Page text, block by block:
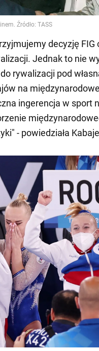
decyzję
Jednak to nie
rywalizacji pod
na
ingerencja w sport
- powiedziała